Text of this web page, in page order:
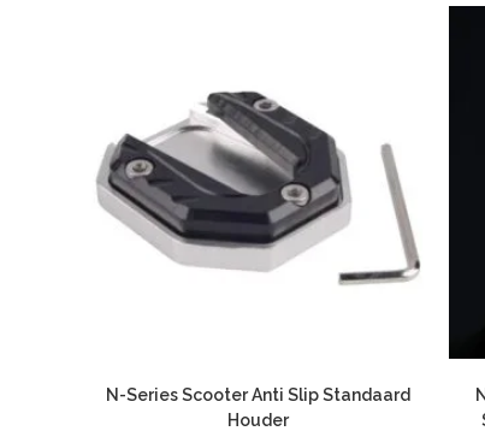
N-Series Scooter Anti Slip Standaard
Houder